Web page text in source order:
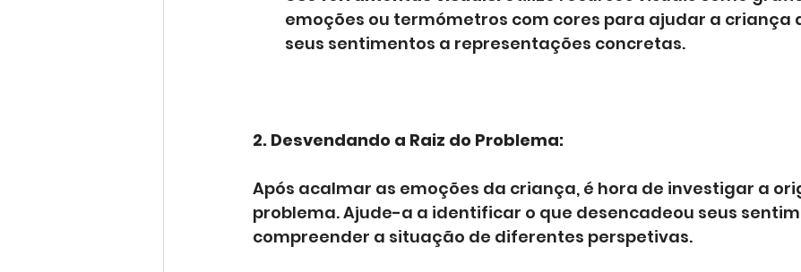
emoções ou termómetros com cores para ajudar a criança
seus sentimentos a representações concretas.
2. Desvendando a Raiz do Problema:
Após acalmar as emoções da criança, é hora de investigar a
problema. Ajude-a a identificar o que desencadeou seus
compreender a situação de diferentes perspetivas.